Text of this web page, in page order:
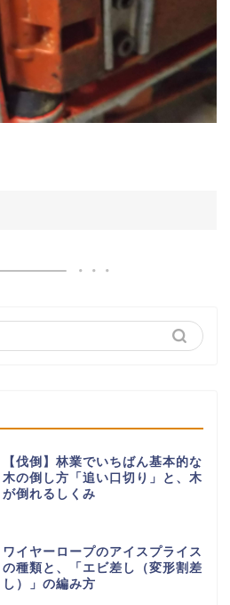
【伐倒】林業でいちばん基本的な
木の倒し方「追い口切り」と、木
が倒れるしくみ
ワイヤーロープのアイスプライス
の種類と、「エビ差し（変形割差
し）」の編み方